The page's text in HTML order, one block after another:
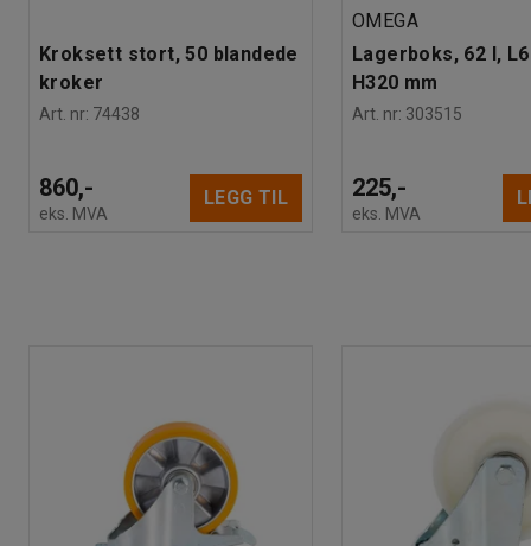
Kroksett stort, 50 blandede
kroker
Art. nr: 74438
860,-
eks. MVA
LEGG TIL
OMEGA
Lagerboks, 62 l,
H320 mm
Art. nr: 303515
225,-
eks. MVA